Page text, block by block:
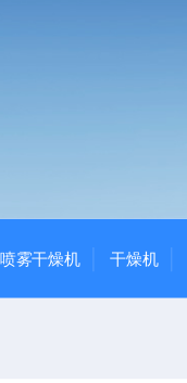
喷雾干燥机 干燥机